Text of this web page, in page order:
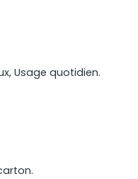
Usage quotidien.